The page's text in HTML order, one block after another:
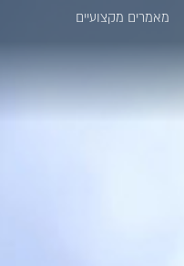
מאמרים מקצועיים